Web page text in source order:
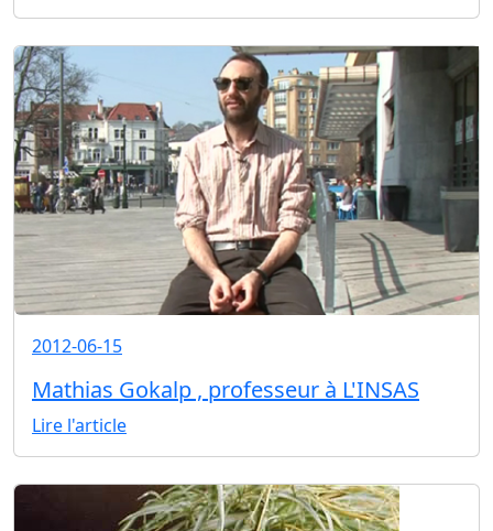
2012-06-15
Mathias Gokalp , professeur à L'INSAS
Lire l'article